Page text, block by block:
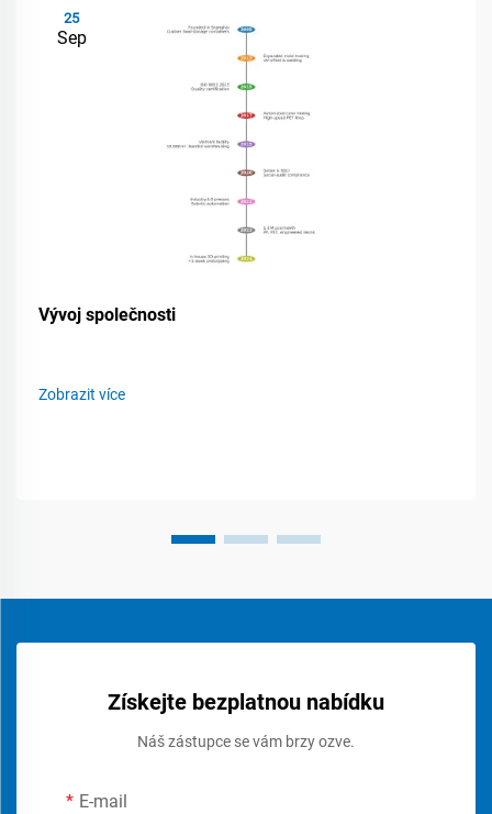
25
Sep
Vývoj společnosti
Zobrazit více
Získejte bezplatnou nabídku
Náš zástupce se vám brzy ozve.
E-mail